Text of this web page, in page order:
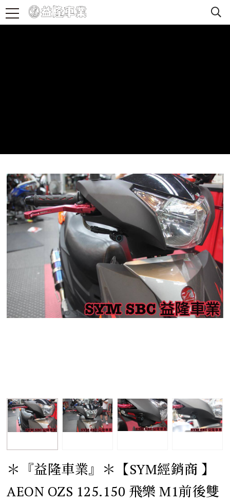
＊『益隆車業』＊【SYM經銷商 】
AEON OZS 125.150 飛樂 M1前後雙